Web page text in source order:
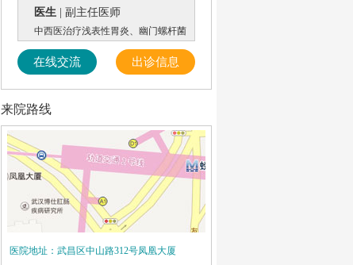
医生 | 副主任医师
中西医治疗浅表性胃炎、幽门螺杆菌
在线交流 出诊信息
来院路线
医院地址：武昌区中山路312号凤凰大厦